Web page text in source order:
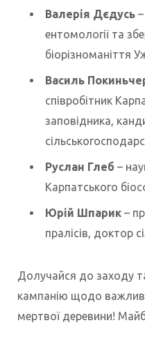
Валерія Дєдусь
ентомології та
біорізноманіття
Василь
співробітник
заповідника,
Руслан Глеб –
Карпатського
Юрій Шпарик –
пралісів, доктор
Долучайся до заходу
кампанію щодо
мертвої деревини!